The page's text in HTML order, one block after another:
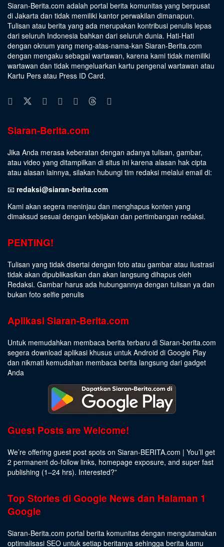
Siaran-Berita.com adalah portal berita komunitas yang berpusat
di Jakarta dan tidak memiliki kantor perwakilan dimanapun.
Tulisan atau berita yang ada merupakan kontribusi penulis lepas
dari seluruh Indonesia bahkan dari seluruh dunia. Hati-Hati
dengan oknum yang meng-atas-nama-kan Siaran-Berita.com
dengan mengaku sebagai wartawan, karena kami tidak memiliki
wartawan dan tidak mengeluarkan kartu pengenal wartawan atau
Kartu Pers atau Press ID Card.
Siaran-Berita.com
Jika Anda merasa keberatan dengan adanya tulisan, gambar,
atau video yang ditampilkan di situs ini karena alasan hak cipta
atau alasan lainnya, silakan hubungi tim redaksi melalui email di:
📧 redaksi@siaran-berita.com
Kami akan segera meninjau dan menghapus konten yang
dimaksud sesuai dengan kebijakan dan pertimbangan redaksi.
PENTING!
Tulisan yang tidak disertai dengan foto atau gambar atau ilustrasi
tidak akan dipublikasikan dan akan langsung dihapus oleh
Redaksi. Gambar harus ada hubungannya dengan tulisan ya dan
bukan foto selfie penulis
Aplikasi Siaran-Berita.com
Untuk memudahkan membaca berita terbaru di Siaran-berita.com
segera download aplikasi khusus untuk Android di Google Play
dan nikmati kemudahan membaca berita langsung dari gadget
Anda
Guest Posts are Welcome!
We’re offering guest post spots on Siaran-BERITA.com | You’ll get
2 permanent do-follow links, homepage exposure, and super fast
publishing (1–24 hrs). Interested?”
Top Stories di Google News dan Halaman 1
Google
Siaran-Berita.com portal berita komunitas dengan mengutamakan
optimalisasi SEO untuk setiap beritanya sehingga berita kamu